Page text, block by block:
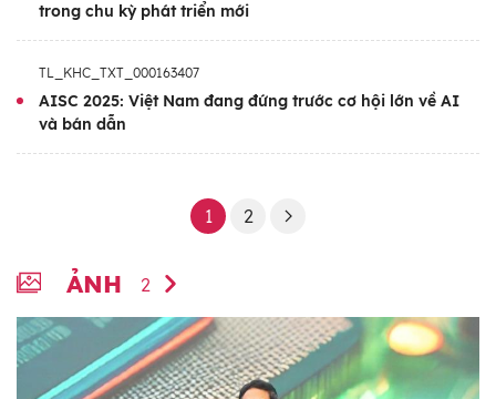
trong chu kỳ phát triển mới
TL_KHC_TXT_000163407
AISC 2025: Việt Nam đang đứng trước cơ hội lớn về AI
và bán dẫn
1 2
ẢNH 2